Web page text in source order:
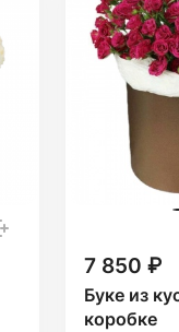
7 850 ₽
Буке из
коробке